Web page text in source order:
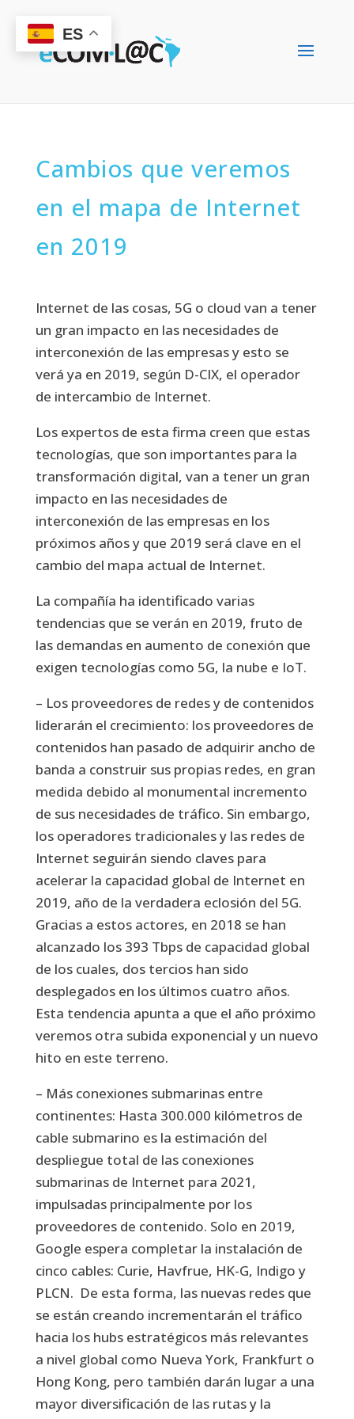
Cambios que veremos
en el mapa de Internet
en 2019
Internet de las cosas, 5G o cloud van a tener
un gran impacto en las necesidades de
interconexión de las empresas y esto se
verá ya en 2019, según D-CIX, el operador
de intercambio de Internet.
Los expertos de esta firma creen que estas
tecnologías, que son importantes para la
transformación digital, van a tener un gran
impacto en las necesidades de
interconexión de las empresas en los
próximos años y que 2019 será clave en el
cambio del mapa actual de Internet.
La compañía ha identificado varias
tendencias que se verán en 2019, fruto de
las demandas en aumento de conexión que
exigen tecnologías como 5G, la nube e IoT.
– Los proveedores de redes y de contenidos
liderarán el crecimiento: los proveedores de
contenidos han pasado de adquirir ancho de
banda a construir sus propias redes, en gran
medida debido al monumental incremento
de sus necesidades de tráfico. Sin embargo,
los operadores tradicionales y las redes de
Internet seguirán siendo claves para
acelerar la capacidad global de Internet en
2019, año de la verdadera eclosión del 5G.
Gracias a estos actores, en 2018 se han
alcanzado los 393 Tbps de capacidad global
de los cuales, dos tercios han sido
desplegados en los últimos cuatro años.
Esta tendencia apunta a que el año próximo
veremos otra subida exponencial y un nuevo
hito en este terreno.
– Más conexiones submarinas entre
continentes: Hasta 300.000 kilómetros de
cable submarino es la estimación del
despliegue total de las conexiones
submarinas de Internet para 2021,
impulsadas principalmente por los
proveedores de contenido. Solo en 2019,
Google espera completar la instalación de
cinco cables: Curie, Havfrue, HK-G, Indigo y
PLCN. De esta forma, las nuevas redes que
se están creando incrementarán el tráfico
hacia los hubs estratégicos más relevantes
a nivel global como Nueva York, Frankfurt o
Hong Kong, pero también darán lugar a una
mayor diversificación de las rutas y la
ES